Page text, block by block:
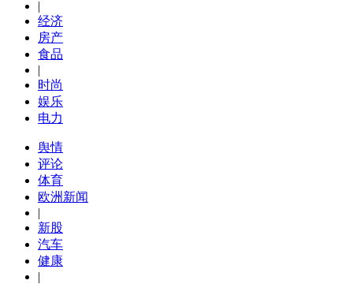
|
经济
房产
食品
|
时尚
娱乐
电力
舆情
评论
体育
欧洲新闻
|
新股
汽车
健康
|